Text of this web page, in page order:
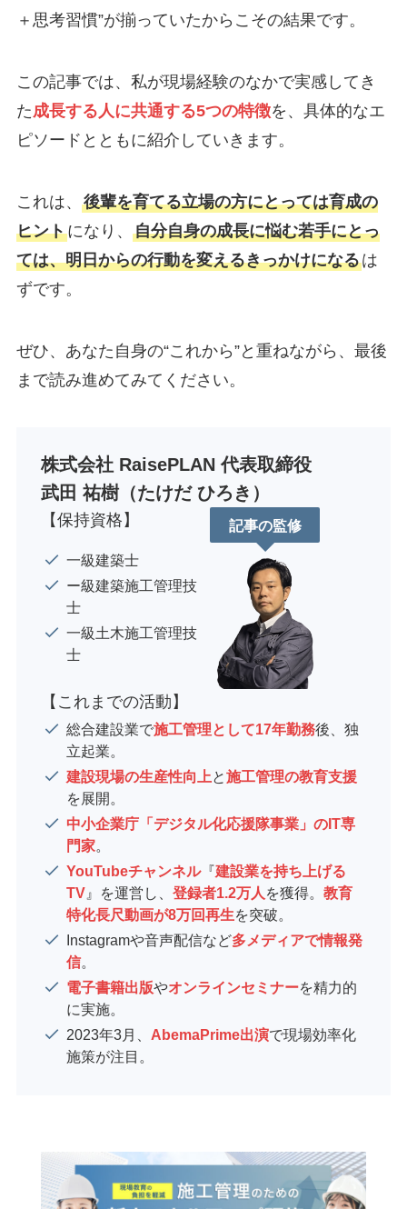
＋思考習慣”が揃っていたからこその結果です。
この記事では、私が現場経験のなかで実感してき
た成長する人に共通する5つの特徴を、具体的なエ
ピソードとともに紹介していきます。
これは、 後輩を育てる立場の方にとっては育成の
ヒントになり、 自分自身の成長に悩む若手にとっ
ては、明日からの行動を変えるきっかけになるは
ずです。
ぜひ、あなた自身の“これから”と重ねながら、最後
まで読み進めてみてください。
株式会社 RaisePLAN 代表取締役
武田 祐樹（たけだ ひろき）
【保持資格】
一級建築士
ー級建築施工管理技
士
一級土木施工管理技
士
記事の監修
【これまでの活動】
総合建設業で施工管理として17年勤務後、独
立起業。
建設現場の生産性向上と施工管理の教育支援
を展開。
中小企業庁「デジタル化応援隊事業」のIT専
門家。
YouTubeチャンネル『建設業を持ち上げる
TV 』を運営し、 登録者1.2万人 を獲得。 教育
特化長尺動画が8万回再生を突破。
Instagramや音声配信など多メディアで情報発
信。
電子書籍出版やオンラインセミナーを精力的
に実施。
2023年3月、 AbemaPrime出演で現場効率化
施策が注目。